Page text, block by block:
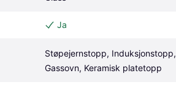
Ja
Støpejernstopp, Induksjonstopp,
Gassovn, Keramisk platetopp